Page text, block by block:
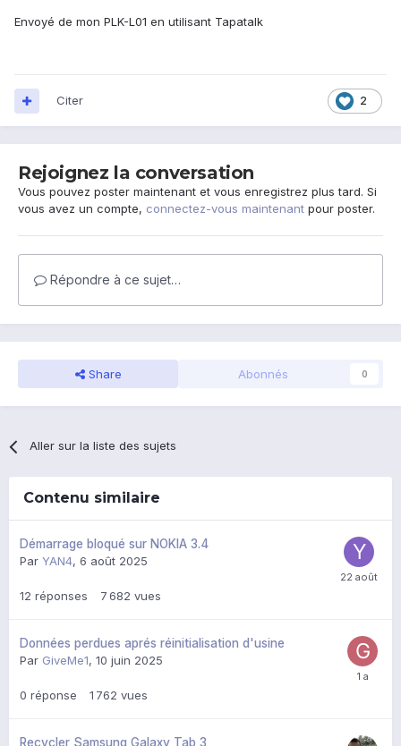
Envoyé de mon PLK-L01 en utilisant Tapatalk
2
Citer
Rejoignez la conversation
Vous pouvez poster maintenant et vous enregistrez plus tard. Si
vous avez un compte, connectez-vous maintenant pour poster.
Répondre à ce sujet…
Share Abonnés 0
Aller sur la liste des sujets
Contenu similaire
Démarrage bloqué sur NOKIA 3.4
Par YAN4, 6 août 2025
12 réponses 7 682 vues
Données perdues aprés réinitialisation d'usine
Par GiveMe1, 10 juin 2025
0 réponse 1 762 vues
Recycler Samsung Galaxy Tab 3